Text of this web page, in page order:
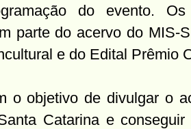
do evento.
parte do acervo do MIS-
e do Edital Prêmio
o objetivo de divulgar o
Catarina e